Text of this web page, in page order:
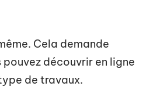
Cela demande
découvrir en ligne
de travaux.